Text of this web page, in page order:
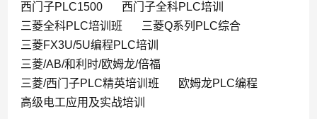
西门子PLC1500
西门子全科PLC培训
三菱全科PLC培训班
三菱Q系列PLC综合
三菱FX3U/5U编程PLC培训
三菱/AB/和利时/欧姆龙/倍福
三菱/西门子PLC精英培训班
欧姆龙PLC编程
高级电工应用及实战培训